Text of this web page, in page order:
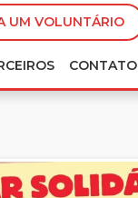
UM VOLUNTÁRIO
CONTATO